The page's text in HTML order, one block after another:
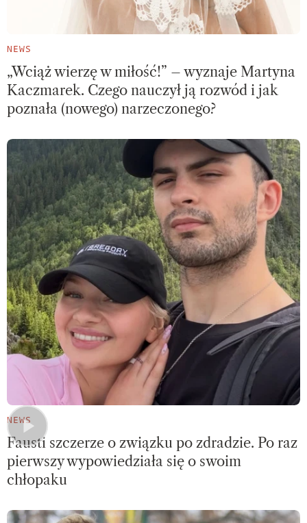
NEWS
„Wciąż wierzę w miłość!” – wyznaje Martyna
Kaczmarek. Czego nauczył ją rozwód i jak
poznała (nowego) narzeczonego?
NEWS
Fausti szczerze o związku po zdradzie. Po raz
pierwszy wypowiedziała się o swoim
chłopaku